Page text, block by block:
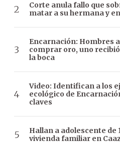
Corte anula fallo que
matar a su hermana y
Encarnación: Hombres
comprar oro, uno
la boca
Video: Identifican a los
ecológico de
claves
Hallan a adolescente de
vivienda familiar en